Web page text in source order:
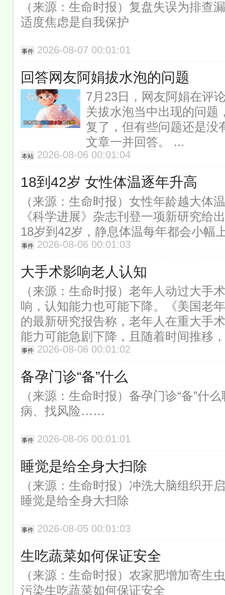
（来源：生命时报）复盘失误为排查
适度焦虑是自我保护
事件 2026-08-07 00:01:01
回答网友阿娟拔水泡的问题
7月23日，网友阿娟在评
关拔水泡当中出现的问题
复了，但有些问题还是没
文章一并回答。 ...
本站 2026-08-06 00:01:04
18到42岁 女性体温逐年升高
（来源：生命时报）女性年龄越大体
《科学进展》杂志刊登一项新研究给
18岁到42岁，静息体温每年都会小幅
事件 2026-08-06 00:01:03
大手术影响老人认知
（来源：生命时报）老年人动过大手
响，认知能力也可能下降。《美国老
的最新研究报告称，老年人在重大手
能力可能急剧下降，且随着时间推移
事件 2026-08-06 00:01:02
备孕门诊“备”什么
（来源：生命时报）备孕门诊“备”什
病、找风险……
事件 2026-08-06 00:01:01
睡觉是给全身大扫除
（来源：生命时报）冲洗大脑组织开
睡觉是给全身大扫除
事件 2026-08-05 00:01:03
生吃蔬菜如何保证安全
（来源：生命时报）农家肥增加寄生
污染生吃蔬菜如何保证安全